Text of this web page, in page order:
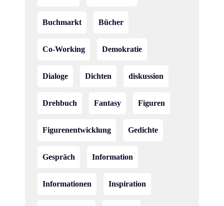
Buchmarkt Bücher
Co-Working Demokratie
Dialoge Dichten diskussion
Drehbuch Fantasy Figuren
Figurenentwicklung Gedichte
Gespräch Information
Informationen Inspiration